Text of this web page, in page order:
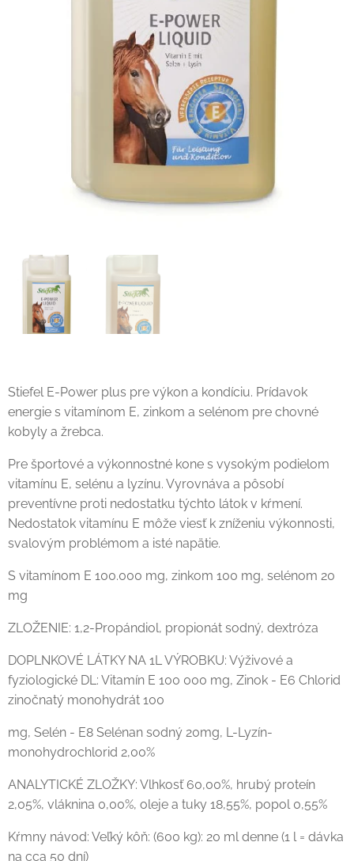
Stiefel E-Power plus pre výkon a kondíciu. Prídavok
energie s vitamínom E, zinkom a selénom pre chovné
kobyly a žrebca.
Pre športové a výkonnostné kone s vysokým podielom
vitamínu E, selénu a lyzínu. Vyrovnáva a pôsobí
preventívne proti nedostatku týchto látok v kŕmení.
Nedostatok vitamínu E môže viesť k zníženiu výkonnosti,
svalovým problémom a isté napätie.
S vitamínom E 100.000 mg, zinkom 100 mg, selénom 20
mg
ZLOŽENIE: 1,2-Propándiol, propionát sodný, dextróza
DOPLNKOVÉ LÁTKY NA 1L VÝROBKU: Výživové a
fyziologické DL: Vitamín E 100 000 mg, Zinok - E6 Chlorid
zinočnatý monohydrát 100
mg, Selén - E8 Selénan sodný 20mg, L-Lyzín-
monohydrochlorid 2,00%
ANALYTICKÉ ZLOŽKY: Vlhkosť 60,00%, hrubý proteín
2,05%, vláknina 0,00%, oleje a tuky 18,55%, popol 0,55%
Kŕmny návod: Veľký kôň: (600 kg): 20 ml denne (1 l = dávka
na cca 50 dní)